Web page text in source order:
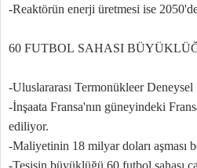
-Reaktörün enerji üretmesi ise
60 FUTBOL SAHASI
-Uluslararası Termonükleer
-İnşaata Fransa'nın güneyindeki
ediliyor.
-Maliyetinin 18 milyar doları aşması
-Tesisin büyüklüğü 60 futbol sahası